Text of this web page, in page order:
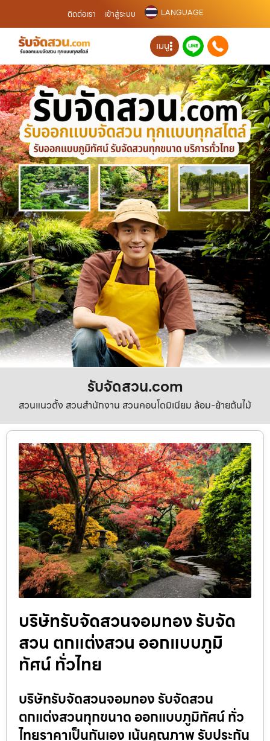
ติดต่อเรา เข้าสู่ระบบ LANGUAGE
เมนู
รับจัดสวน.com
สวนแนวตั้ง สวนสำนักงาน สวนคอนโดมิเนียม ล้อม-ย้ายต้นไม้
บริษัทรับจัดสวนจอมทอง รับจัด
สวน ตกแต่งสวน ออกแบบภูมิ
ทัศน์ ทั่วไทย
บริษัทรับจัดสวนจอมทอง รับจัดสวน
ตกแต่งสวนทุกขนาด ออกแบบภูมิทัศน์ ทั่ว
ไทยราคาเป็นกันเอง เน้นคุณภาพ รับประกัน